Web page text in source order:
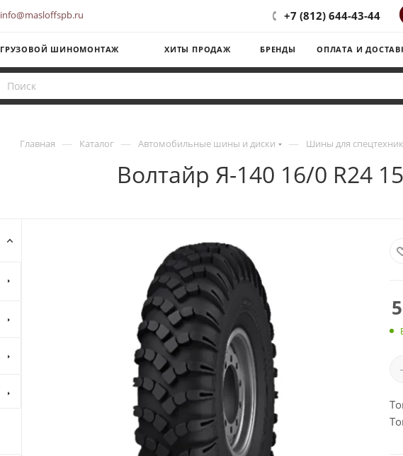
info@masloffspb.ru +7 (812) 644-43-44
ГРУЗОВОЙ ШИНОМОНТАЖ ХИТЫ ПРОДАЖ БРЕНДЫ ОПЛАТА И
Главная — Каталог — Автомобильные шины и диски — Шины для
Волтайр Я-140 16/0 R24